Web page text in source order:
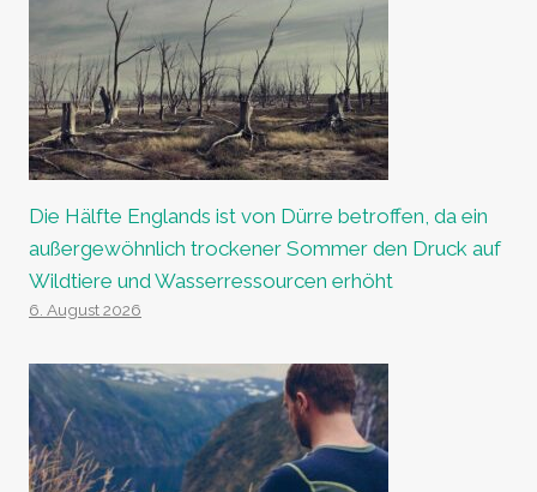
Die Hälfte Englands ist von Dürre betroffen, da ein
außergewöhnlich trockener Sommer den Druck auf
Wildtiere und Wasserressourcen erhöht
6. August 2026